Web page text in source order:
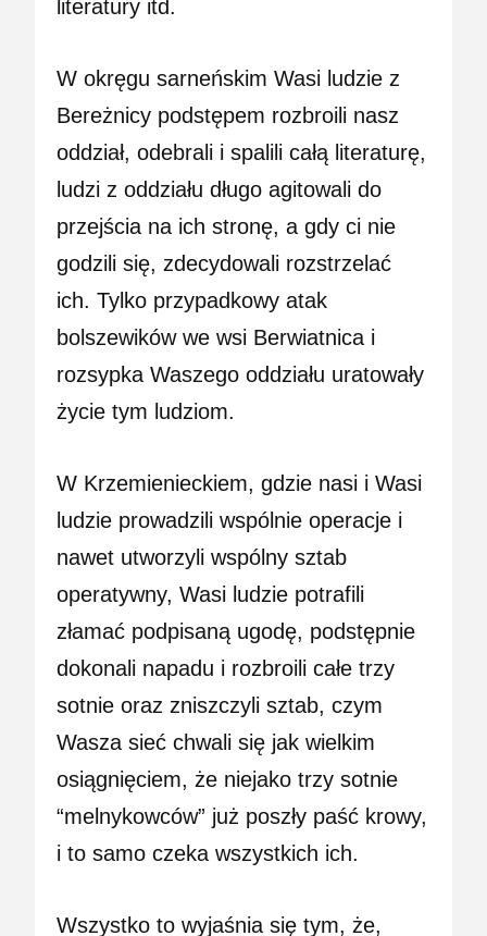
literatury itd.
W okręgu sarneńskim Wasi ludzie z
Bereżnicy podstępem rozbroili nasz
oddział, odebrali i spalili całą literaturę,
ludzi z oddziału długo agitowali do
przejścia na ich stronę, a gdy ci nie
godzili się, zdecydowali rozstrzelać
ich. Tylko przypadkowy atak
bolszewików we wsi Berwiatnica i
rozsypka Waszego oddziału uratowały
życie tym ludziom.
W Krzemienieckiem, gdzie nasi i Wasi
ludzie prowadzili wspólnie operacje i
nawet utworzyli wspólny sztab
operatywny, Wasi ludzie potrafili
złamać podpisaną ugodę, podstępnie
dokonali napadu i rozbroili całe trzy
sotnie oraz zniszczyli sztab, czym
Wasza sieć chwali się jak wielkim
osiągnięciem, że niejako trzy sotnie
“melnykowców” już poszły paść krowy,
i to samo czeka wszystkich ich.
Wszystko to wyjaśnia się tym, że,